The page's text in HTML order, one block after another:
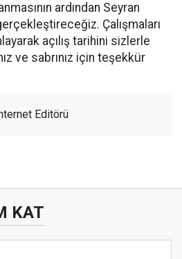
ardından Seyran
gerçekleştireceğiz. Çalışmaları
açılış tarihini sizlerle
ve sabrınız için teşekkür
Editörü
KAT